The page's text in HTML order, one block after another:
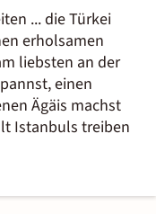
... die Türkei
erholsamen
liebsten an der
einen
Ägäis machst
Istanbuls treiben